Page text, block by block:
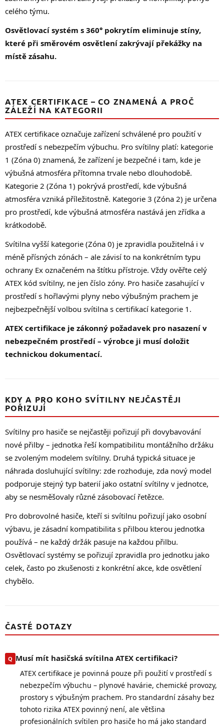
celého týmu.
Osvětlovací systém s 360° pokrytím eliminuje stíny,
které při směrovém osvětlení zakrývají překážky na
místě zásahu.
ATEX CERTIFIKACE – CO ZNAMENÁ A PROČ
ZÁLEŽÍ NA KATEGORII
ATEX certifikace označuje zařízení schválené pro použití v
prostředí s nebezpečím výbuchu. Pro svítilny platí: kategorie
1 (Zóna 0) znamená, že zařízení je bezpečné i tam, kde je
výbušná atmosféra přítomna trvale nebo dlouhodobě.
Kategorie 2 (Zóna 1) pokrývá prostředí, kde výbušná
atmosféra vzniká příležitostně. Kategorie 3 (Zóna 2) je určena
pro prostředí, kde výbušná atmosféra nastává jen zřídka a
krátkodobě.
Svítilna vyšší kategorie (Zóna 0) je zpravidla použitelná i v
méně přísných zónách – ale závisí to na konkrétním typu
ochrany Ex označeném na štítku přístroje. Vždy ověřte celý
ATEX kód svítilny, ne jen číslo zóny. Pro hasiče zasahující v
prostředí s hořlavými plyny nebo výbušným prachem je
nejbezpečnější volbou svítilna s certifikací kategorie 1.
ATEX certifikace je zákonný požadavek pro nasazení v
nebezpečném prostředí – výrobce ji musí doložit
technickou dokumentací.
KDY A PRO KOHO SVÍTILNY NEJČASTĚJI
POŘIZUJÍ
Svítilny pro hasiče se nejčastěji pořizují při dovybavování
nové přilby – jednotka řeší kompatibilitu montážního držáku
se zvoleným modelem svítilny. Druhá typická situace je
náhrada dosluhující svítilny: zde rozhoduje, zda nový model
podporuje stejný typ baterií jako ostatní svítilny v jednotce,
aby se nesměšovaly různé zásobovací řetězce.
Pro dobrovolné hasiče, kteří si svítilnu pořizují jako osobní
výbavu, je zásadní kompatibilita s přilbou kterou jednotka
používá – ne každý držák pasuje na každou přilbu.
Osvětlovací systémy se pořizují zpravidla pro jednotku jako
celek, často po zkušenosti z konkrétní akce, kde osvětlení
chybělo.
ČASTÉ DOTAZY
Musí mít hasičská svítilna ATEX certifikaci?
ATEX certifikace je povinná pouze při použití v prostředí s
nebezpečím výbuchu – plynové havárie, chemické provozy,
prostory s výbušným prachem. Pro standardní zásahy bez
tohoto rizika ATEX povinný není, ale většina
profesionálních svítilen pro hasiče ho má jako standard